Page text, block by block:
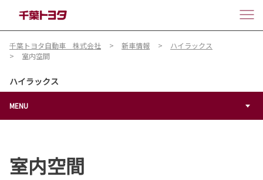
千葉トヨタ自動車 株式会社 新車情報
ハイラックス
室内空間
ハイラックス
MENU
室内空間